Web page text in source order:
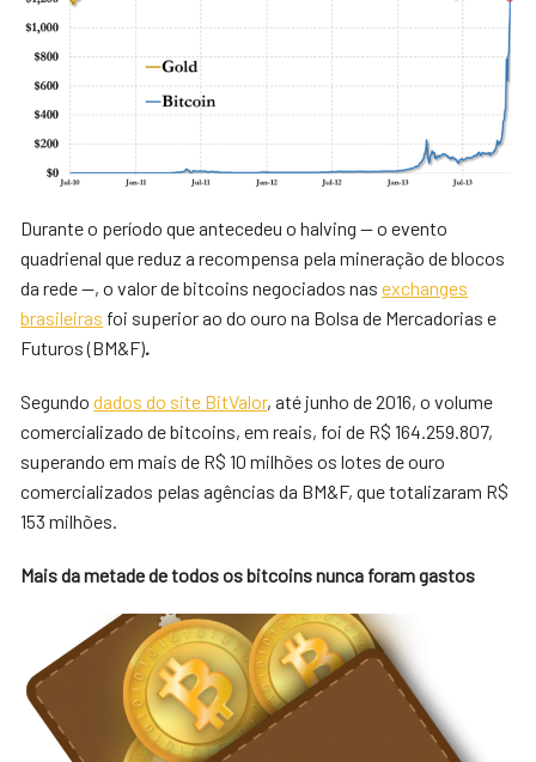
Durante o período que antecedeu o halving — o evento
quadrienal que reduz a recompensa pela mineração de blocos
da rede —, o valor de bitcoins negociados nasexchanges
brasileiras foi superior ao do ouro na Bolsa de Mercadorias e
Futuros (BM&F).
Segundodados do site BitValor, até junho de 2016, o volume
comercializado de bitcoins, em reais, foi de R$ 164.259.807,
superando em mais de R$ 10 milhões os lotes de ouro
comercializados pelas agências da BM&F, que totalizaram R$
153 milhões.
Mais da metade de todos os bitcoins nunca foram gastos